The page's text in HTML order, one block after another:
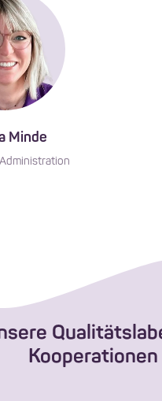
Minde
Kooperationen